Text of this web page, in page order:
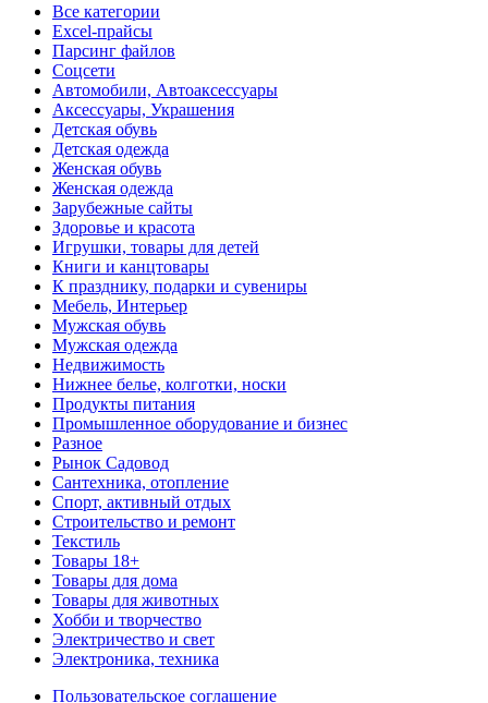
Все категории
Excel-прайсы
Парсинг файлов
Соцсети
Автомобили, Автоаксессуары
Аксессуары, Украшения
Детская обувь
Детская одежда
Женская обувь
Женская одежда
Зарубежные сайты
Здоровье и красота
Игрушки, товары для детей
Книги и канцтовары
К празднику, подарки и сувениры
Мебель, Интерьер
Мужская обувь
Мужская одежда
Недвижимость
Нижнее белье, колготки, носки
Продукты питания
Промышленное оборудование и бизнес
Разное
Рынок Садовод
Сантехника, отопление
Спорт, активный отдых
Строительство и ремонт
Текстиль
Товары 18+
Товары для дома
Товары для животных
Хобби и творчество
Электричество и свет
Электроника, техника
Пользовательское соглашение